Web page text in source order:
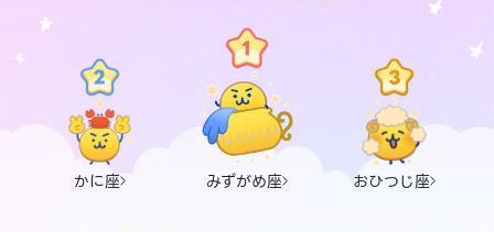
かに座 みずがめ座 おひつじ座